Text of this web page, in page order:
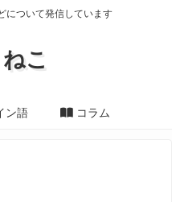
について発信しています
こ
ン語 コラム